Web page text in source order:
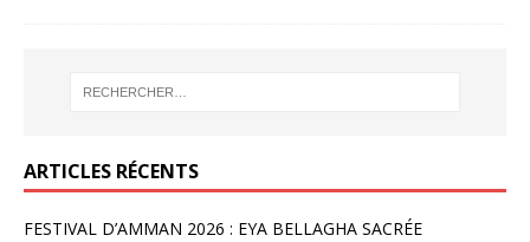
ARTICLES RÉCENTS
FESTIVAL D’AMMAN 2026 : EYA BELLAGHA SACRÉE